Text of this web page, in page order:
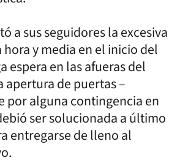
a sus seguidores la excesiva
y media en el inicio del
espera en las afueras del
apertura de puertas –
por alguna contingencia en
ser solucionada a último
entregarse de lleno al